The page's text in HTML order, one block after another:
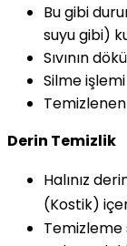
Bu gibi
suyu gibi)
Sıvının
Silme
Derin Temizlik
Halınız
(Kostik)
Temizleme